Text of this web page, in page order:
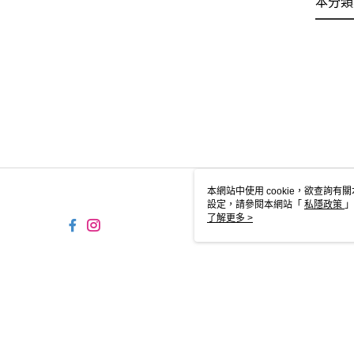
本網站中使用 cookie，欲查詢有
設定，請參閱本網站「 私隱政策
用 cookie。
了解更多 >